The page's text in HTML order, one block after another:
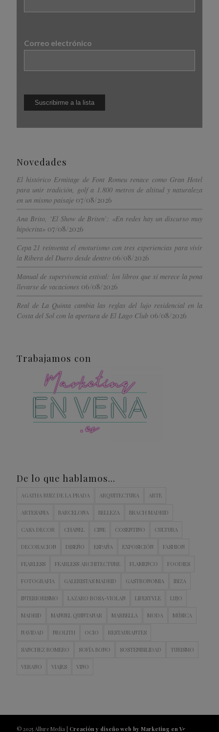
Correo electrónico
Novedades
El histórico Ermitage de Font Romeu renace como Gran Hotel
para unir tradición, golf a 1.800 metros de altitud y naturaleza
en un mismo paisaje 07/08/2026
Ana Brito, ‘El Show de Briten’: «En redes hay un discurso muy
hipócrita» 07/08/2026
Cepa 21 reinventa el enoturismo con tres experiencias para vivir
la Ribera del Duero desde dentro 06/08/2026
Manual de supervivencia estival: los libros que sí merece la pena
llevarse de vacaciones 06/08/2026
Real de La Quinta cambia las reglas del lujo residencial en la
Costa del Sol con la apertura de El Lago Club 06/08/2026
Trabajamos con
De lo que hablamos…
AGATHA RUIZ DE LA PRADA ARQUITECTURA ARTE
ARTESANIA BARCELONA BELLEZA BRACH MADRID
CASA DECOR CHANEL CINE COSENTINO CULTURA
DECORACION DISEÑO ESPAÑA EXPOSICIÓN FASHION
FEARLESS FEARLESS ARCHITECTURE FLAMENCO FOODIES
FOTOGRAFIA GALERISTAS MADRID GASTRONOMIA IBIZA
INTERIORISMO LAZARO ROSA-VIOLAN LIFESTYLE LUJO
MADRID MANUEL QUINTANAR MARBELLA MODA MÚSICA
NAVIDAD NEOLITH OCIO RESTAURANTES
SANCHEZ ROMERO SOFÍA BONO SOSTENIBILIDAD TURISMO
VERANO VIAJES VINO
© 2025 Allure Media | Creación y diseño web by Marketing en Vena